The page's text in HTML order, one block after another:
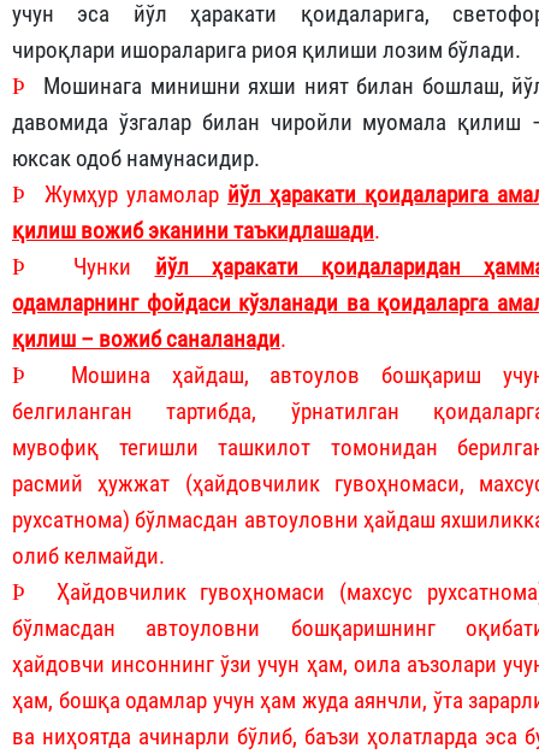
учун эса йўл ҳаракати қоидаларига,
чироқлари ишораларига риоя қилиши лозим бўлади.
Þ
Мошинага минишни яхши ният билан бошлаш,
давомида ўзгалар билан чиройли муомала қилиш
юксак одоб намунасидир.
Þ Жумҳур уламолар йўл ҳаракати қоидаларига
қилиш вожиб эканини таъкидлашади.
Þ Чунки йўл ҳаракати қоидаларидан
одамларнинг фойдаси кўзланади ва қоидаларга
қилиш – вожиб саналанади.
Þ
Мошина ҳайдаш, автоулов бошқариш
белгиланган тартибда, ўрнатилган
мувофиқ тегишли ташкилот томонидан
расмий ҳужжат (ҳайдовчилик гувоҳномаси,
рухсатнома) бўлмасдан автоуловни ҳайдаш
олиб келмайди.
Þ Ҳайдовчилик гувоҳномаси (махсус
бўлмасдан автоуловни бошқаришнинг
ҳайдовчи инсоннинг ўзи учун ҳам, оила аъзолари
ҳам, бошқа одамлар учун ҳам жуда аянчли, ўта
ва ниҳоятда ачинарли бўлиб, баъзи ҳолатларда эса